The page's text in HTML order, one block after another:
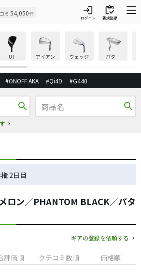
ミ 54,050件 login
ログイン
inventory
新規登録
UT アイアン ウェッジ パター
#ONOFF AKA #Qi4D #G440
search search
2日目
ロン／PHANTOM BLACK／パタ
ギアの登録を依頼する
評価順 クチコミ数順 価格順